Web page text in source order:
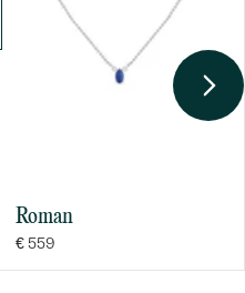
Okom čistý
0.1 ct
2.5 mm
Roman
€ 559